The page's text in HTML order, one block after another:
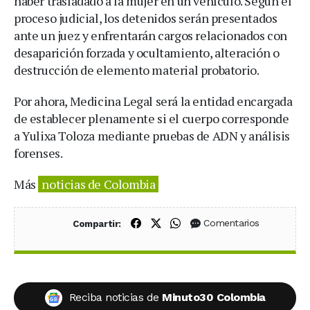
proceso judicial, los detenidos serán presentados
ante un juez y enfrentarán cargos relacionados con
desaparición forzada y ocultamiento, alteración o
destrucción de elemento material probatorio.
Por ahora, Medicina Legal será la entidad encargada
de establecer plenamente si el cuerpo corresponde
a Yulixa Toloza mediante pruebas de ADN y análisis
forenses.
Más noticias de Colombia
Compartir: Compartir en Facebook
Compartir en X (Twitter)
Compartir en WhatsApp
Comentarios
Reciba noticias de Minuto30 Colombia